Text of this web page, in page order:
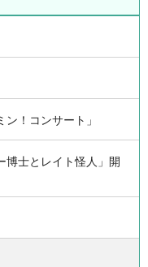
！コンサート」
士とレイト怪人」開